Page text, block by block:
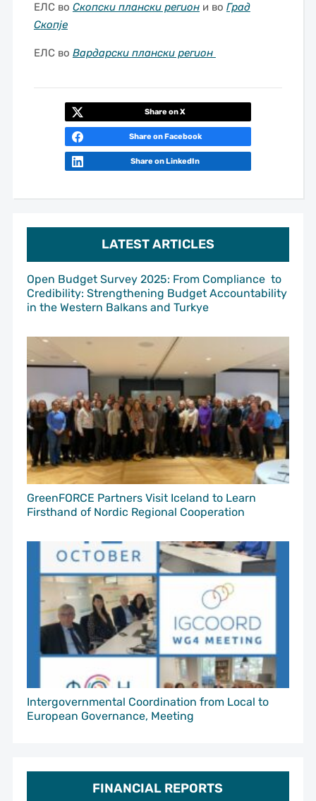
LATEST ARTICLES
Open Budget Survey 2025: From Compliance to
Credibility: Strengthening Budget Accountability
in the Western Balkans and Turkye
GreenFORCE Partners Visit Iceland to Learn
Firsthand of Nordic Regional Cooperation
Intergovernmental Coordination from Local to
European Governance, Meeting
FINANCIAL REPORTS
ЕЛС во Скопски плански региони во Град
Скопје
ЕЛС во Вардарски плански регион
Share on X
Share on Facebook
Share on LinkedIn